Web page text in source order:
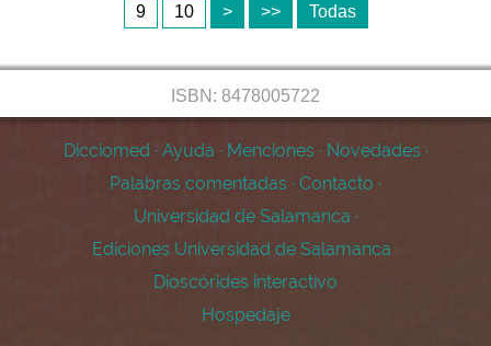
9
10 > >> Todas
ISBN: 8478005722
Dicciomed · Ayuda · Menciones · Novedades ·
Palabras comentadas · Contacto ·
Universidad de Salamanca ·
Ediciones Universidad de Salamanca ·
Dioscórides interactivo
Hospedaje